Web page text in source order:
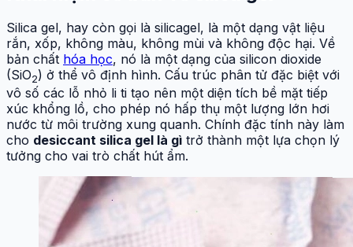
Silica gel, hay còn gọi là silicagel, là một dạng vật liệu
rắn, xốp, không màu, không mùi và không độc hại. Về
bản chất hóa học, nó là một dạng của silicon dioxide
(SiO2) ở thể vô định hình. Cấu trúc phân tử đặc biệt với
vô số các lỗ nhỏ li ti tạo nên một diện tích bề mặt tiếp
xúc khổng lồ, cho phép nó hấp thụ một lượng lớn hơi
nước từ môi trường xung quanh. Chính đặc tính này làm
cho desiccant silica gel là gì trở thành một lựa chọn lý
tưởng cho vai trò chất hút ẩm.